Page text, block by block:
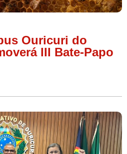
Ouricuri do
III Bate-Papo